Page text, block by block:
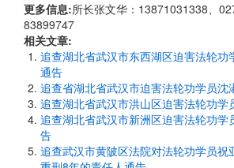
更多信息:所长张文华：13871031338、
83899747
相关文章:
追查湖北省武汉市东西湖区迫害法轮功
通告
追查省湖北省武汉市迫害法轮功学员沈
追查湖北省武汉市洪山区迫害法轮功学
追查湖北省武汉市新洲区迫害法轮功学
告
追查武汉市黄陂区法院对法轮功学员祝